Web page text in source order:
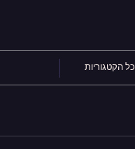
כל הקטגוריות